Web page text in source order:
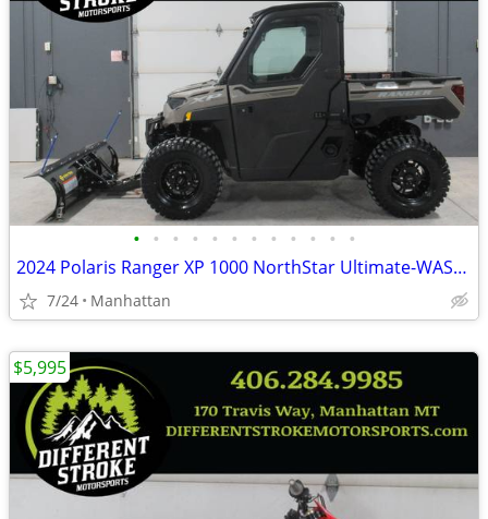
• • • • • • • • • • • •
2024 Polaris Ranger XP 1000 NorthStar Ultimate-WAS-$23,995 -$4,000 OFF
7/24 Manhattan
$5,995